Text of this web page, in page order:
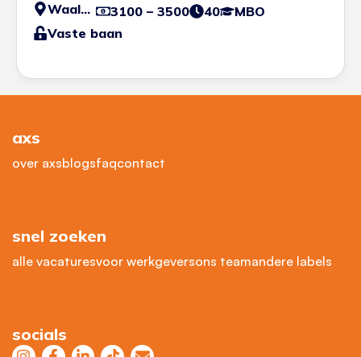
Waalwijk 3100 – 3500 40
MBO
Vaste baan
axs
over axsblogsfaqcontact
snel zoeken
alle vacaturesvoor werkgeversons teamandere labels
socials